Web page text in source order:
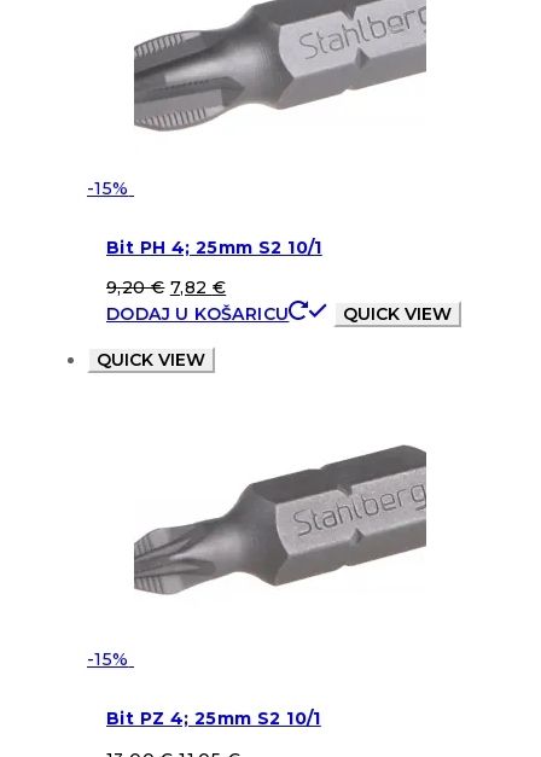
-15%
Bit PH 4; 25mm S2 10/1
9,20€ 7,82 €
DODAJ U KOŠARICU
QUICK VIEW
QUICK VIEW
-15%
Bit PZ 4; 25mm S2 10/1